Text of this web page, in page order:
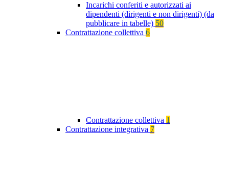
Incarichi conferiti e autorizzati ai
dipendenti (dirigenti e non dirigenti) (da
pubblicare in tabelle) 50
Contrattazione collettiva 6
Contrattazione collettiva 1
Contrattazione integrativa 7